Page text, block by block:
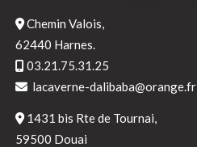
Chemin Valois,
62440 Harnes.
03.21.75.31.25
lacaverne-dalibaba@orange.fr
1431 bis Rte de Tournai,
59500 Douai